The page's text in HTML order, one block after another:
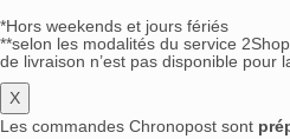
*Hors weekends et jours fériés
**selon les modalités du service
de livraison n’est pas disponible pour
X
Les commandes Chronopost sont